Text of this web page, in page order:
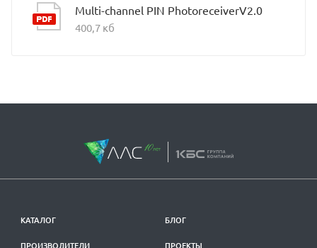
Multi-channel PIN PhotoreceiverV2.0
400,7 кб
КАТАЛОГ БЛОГ